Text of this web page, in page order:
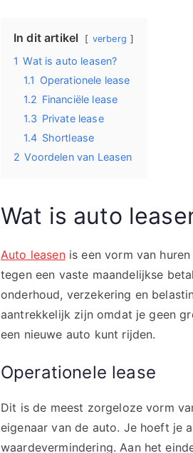
In dit artikel verberg
1 Wat is auto leasen?
1.1 Operationele lease
1.2 Financiële lease
1.3 Private lease
1.4 Shortlease
2 Voordelen van Leasen
Wat is auto
Auto leasenis een vorm van
tegen een vaste maandelijkse
onderhoud, verzekering en
aantrekkelijk zijn omdat je geen
een nieuwe auto kunt rijden.
Operationele lease
Dit is de meest zorgeloze vorm
eigenaar van de auto. Je hoeft je
waardevermindering. Aan het